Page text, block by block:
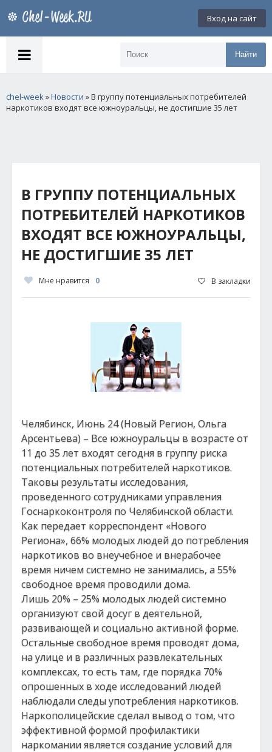
Вход на сайт
Найти
chel-week»Новости » В группу потенциальных потребителей
наркотиков входят все южноуральцы, не достигшие 35 лет
В ГРУППУ ПОТЕНЦИАЛЬНЫХ
ПОТРЕБИТЕЛЕЙ НАРКОТИКОВ
ВХОДЯТ ВСЕ ЮЖНОУРАЛЬЦЫ,
НЕ ДОСТИГШИЕ 35 ЛЕТ
Мне нравится 0 В закладки
Челябинск, Июнь 24 (Новый Регион, Ольга
Арсентьева) – Все южноуральцы в возрасте от
11 до 35 лет входят сегодня в группу риска
потенциальных потребителей наркотиков.
Таковы результаты исследования,
проведенного сотрудниками управления
Госнаркоконтроля по Челябинской области.
Как передает корреспондент «Нового
Региона», 66% молодых людей до потребления
наркотиков во внеучебное и внерабочее
время ничем системно не занимались, а 55%
свободное время проводили дома.
Лишь 20% – 25% молодых людей системно
организуют свой досуг в деятельной,
развивающей и социально активной форме.
Остальные свободное время проводят дома,
на улице и в различных развлекательных
комплексах, то есть там, где порядка 70%
опрошенных в ходе исследований людей
наблюдали следы употребления наркотиков.
Наркополицейские сделал вывод о том, что
эффективной формой профилактики
наркомании является создание условий для